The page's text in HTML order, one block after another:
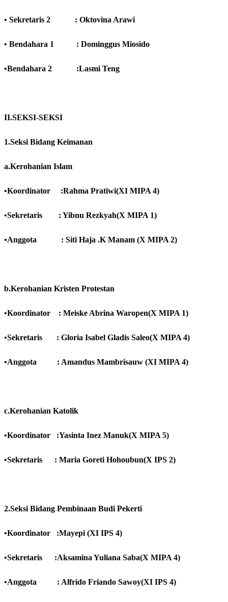
• Sekretaris 2 : Oktovina Arawi
• Bendahara 1 : Dominggus Miosido
•Bendahara 2 :Lasmi Teng
II.SEKSI-SEKSI
1.Seksi Bidang Keimanan
a.Kerohanian Islam
•Koordinator :Rahma Pratiwi(XI MIPA 4)
•Sekretaris : Yibnu Rezkyah(X MIPA 1)
•Anggota : Siti Haja .K Manam (X MIPA 2)
b.Kerohanian Kristen Protestan
•Koordinator : Meiske Abrina Waropen(X MIPA 1)
•Sekretaris : Gloria Isabel Gladis Saleo(X MIPA 4)
•Anggota : Amandus Mambrisauw (XI MIPA 4)
c.Kerohanian Katolik
•Koordinator :Yasinta Inez Manuk(X MIPA 5)
•Sekretaris : Maria Goreti Hohoubun(X IPS 2)
2.Seksi Bidang Pembinaan Budi Pekerti
•Koordinator :Mayepi (XI IPS 4)
•Sekretaris :Aksamina Yuliana Saba(X MIPA 4)
•Anggota : Alfrido Friando Sawoy(XI IPS 4)